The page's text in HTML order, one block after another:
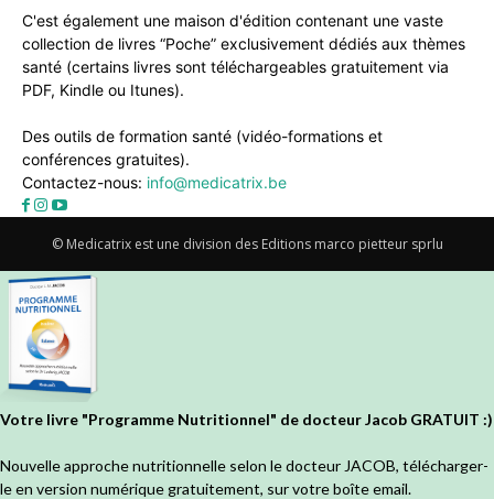
C'est également une maison d'édition contenant une vaste
collection de livres “Poche” exclusivement dédiés aux thèmes
santé (certains livres sont téléchargeables gratuitement via
PDF, Kindle ou Itunes).
Des outils de formation santé (vidéo-formations et
conférences gratuites).
Contactez-nous: info@medicatrix.be
© Medicatrix est une division des Editions marco pietteur sprlu
Votre livre "Programme Nutritionnel" de docteur Jacob GRATUIT :)
Nouvelle approche nutritionnelle selon le docteur JACOB, télécharger-
le en version numérique gratuitement, sur votre boîte email.